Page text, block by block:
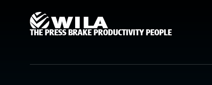
THE PRESS BRAKE PRODUCTIVITY PEOPLE